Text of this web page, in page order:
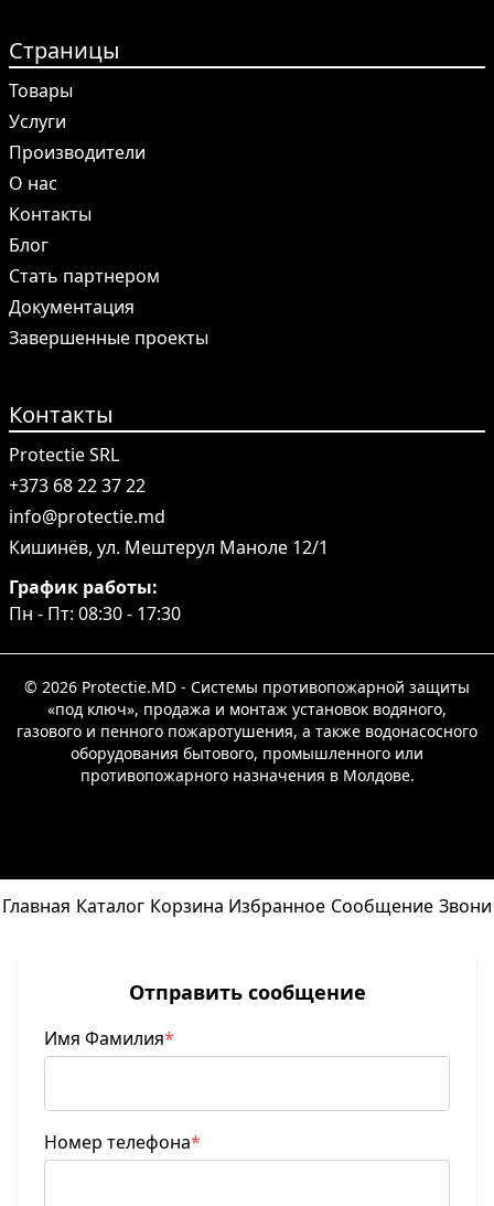
Страницы
Товары
Услуги
Производители
О нас
Контакты
Блог
Стать партнером
Документация
Завершенные проекты
Контакты
Protectie SRL
+373 68 22 37 22
info@protectie.md
Кишинёв, ул. Мештерул Маноле 12/1
График работы:
Пн - Пт: 08:30 - 17:30
© 2026 Protectie.MD - Системы противопожарной защиты
«под ключ», продажа и монтаж установок водяного,
газового и пенного пожаротушения, а также водонасосного
оборудования бытового, промышленного или
противопожарного назначения в Молдове.
Главная Каталог Корзина Избранное Сообщение Звони
Отправить сообщение
Имя Фамилия*
Номер телефона*